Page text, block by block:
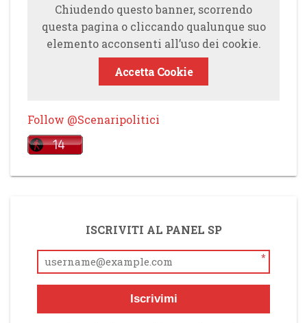
Chiudendo questo banner, scorrendo
questa pagina o cliccando qualunque suo
elemento acconsenti all’uso dei cookie.
Accetta Cookie
Follow @Scenaripolitici
ISCRIVITI AL PANEL SP
*
Iscrivimi